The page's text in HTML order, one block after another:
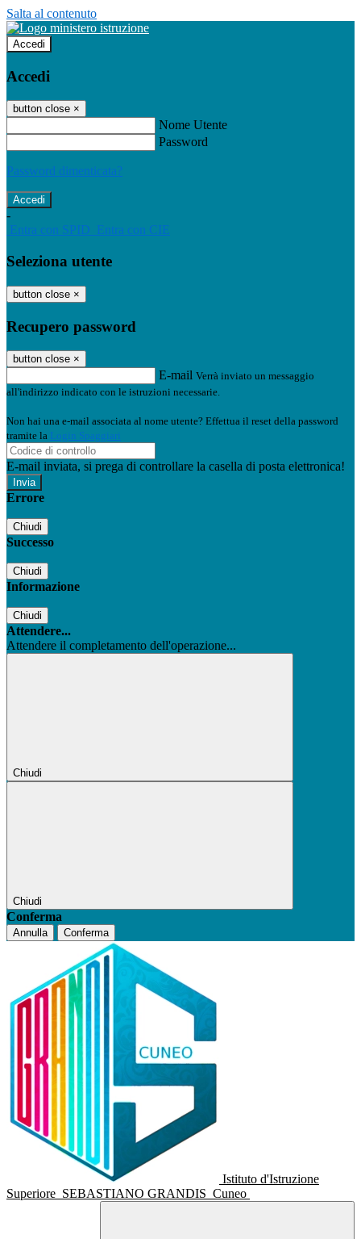
Salta al contenuto
Accedi
Accedi
button close ×
Nome Utente
Password
Password dimenticata?
-
Entra con SPID Entra con CIE
Seleziona utente
button close ×
Recupero password
button close ×
E-mail Verrà inviato un messaggio
all'indirizzo indicato con le istruzioni necessarie.
Non hai una e-mail associata al nome utente? Effettua il reset della password
tramite la Login Spaggiari
E-mail inviata, si prega di controllare la casella di posta elettronica!
Errore
Chiudi
Successo
Chiudi
Informazione
Chiudi
Attendere...
Attendere il completamento dell'operazione...
Chiudi
Chiudi
Conferma
Annulla Conferma
Istituto d'Istruzione
Superiore SEBASTIANO GRANDIS Cuneo